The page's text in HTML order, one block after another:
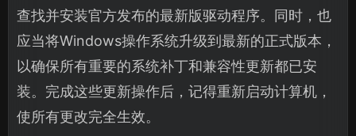
查找并安装官方发布的最新版驱动程序。同时，也
应当将Windows操作系统升级到最新的正式版本，
以确保所有重要的系统补丁和兼容性更新都已安
装。完成这些更新操作后，记得重新启动计算机，
使所有更改完全生效。